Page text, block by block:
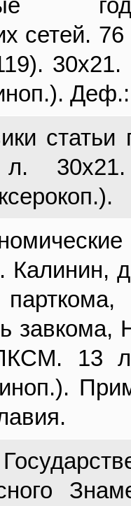
сетей.
статьи
30х21.
Калинин,
завкома,
13